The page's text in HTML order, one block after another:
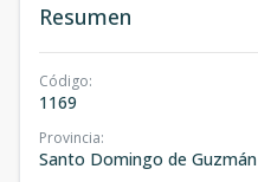
Resumen
Código:
1169
Provincia:
Santo Domingo de Guzmán